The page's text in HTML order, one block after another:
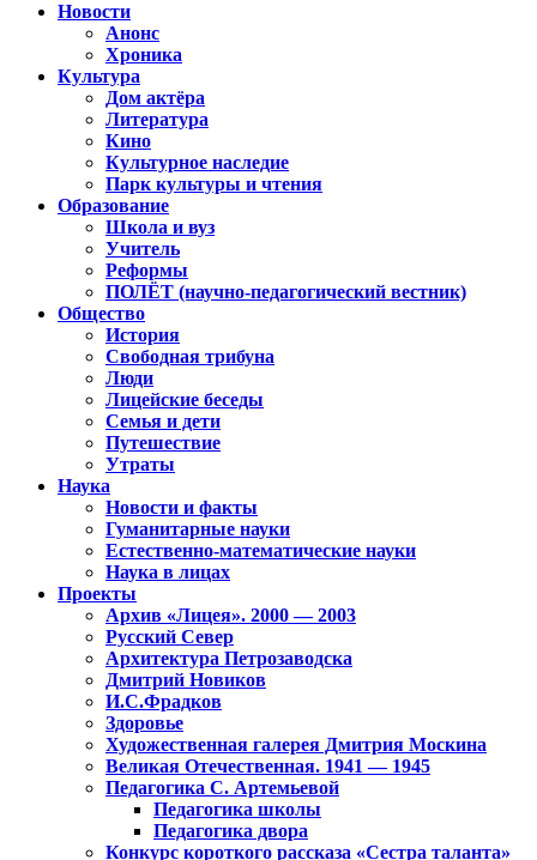
Новости
Анонс
Хроника
Культура
Дом актёра
Литература
Кино
Культурное наследие
Парк культуры и чтения
Образование
Школа и вуз
Учитель
Реформы
ПОЛЁТ (научно-педагогический вестник)
Общество
История
Свободная трибуна
Люди
Лицейские беседы
Семья и дети
Путешествие
Утраты
Наука
Новости и факты
Гуманитарные науки
Естественно-математические науки
Наука в лицах
Проекты
Архив «Лицея». 2000 — 2003
Русский Север
Архитектура Петрозаводска
Дмитрий Новиков
И.С.Фрадков
Здоровье
Художественная галерея Дмитрия Москина
Великая Отечественная. 1941 — 1945
Педагогика С. Артемьевой
Педагогика школы
Педагогика двора
Конкурс короткого рассказа «Сестра таланта»